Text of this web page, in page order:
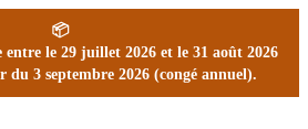
📦
entre le 29 juillet 2026 et le 31 août 2026
du 3 septembre 2026 (congé annuel).